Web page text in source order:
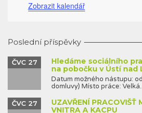
Zobrazit kalendář
Poslední příspěvky
Hledáme sociálního
na pobočku v Ústí nad
ČVC 27
Datum možného nástupu:
domluvy) Místo práce:
UZAVŘENÍ PRACOVIŠŤ
VNITRA A KACPU
ČVC 27